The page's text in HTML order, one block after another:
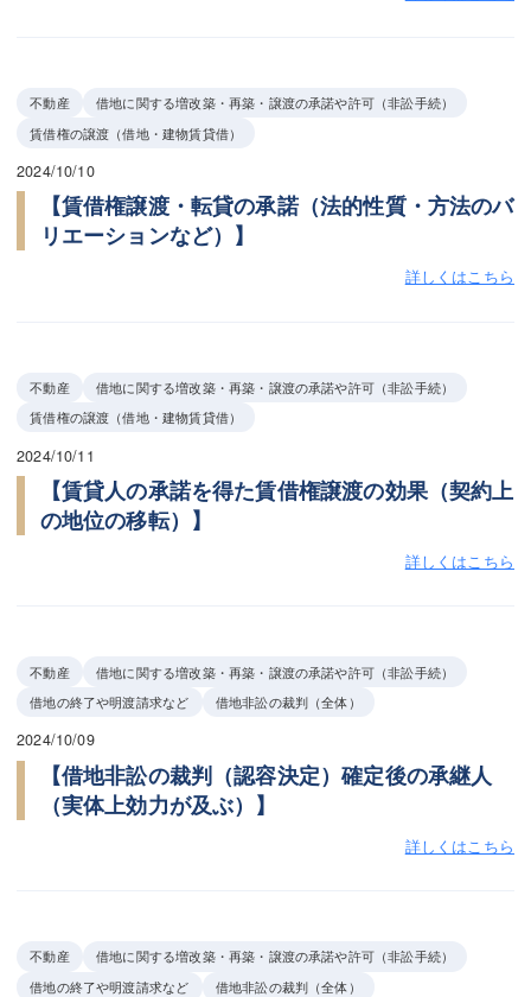
不動産
借地に関する増改築・再築・譲渡の承諾や許可（非訟手続）
賃借権の譲渡（借地・建物賃貸借）
2024/10/10
【賃借権譲渡・転貸の承諾（法的性質・方法のバ
リエーションなど）】
詳しくはこちら
不動産
借地に関する増改築・再築・譲渡の承諾や許可（非訟手続）
賃借権の譲渡（借地・建物賃貸借）
2024/10/11
【賃貸人の承諾を得た賃借権譲渡の効果（契約上
の地位の移転）】
詳しくはこちら
不動産
借地に関する増改築・再築・譲渡の承諾や許可（非訟手続）
借地の終了や明渡請求など
借地非訟の裁判（全体）
2024/10/09
【借地非訟の裁判（認容決定）確定後の承継人
（実体上効力が及ぶ）】
詳しくはこちら
不動産
借地に関する増改築・再築・譲渡の承諾や許可（非訟手続）
借地の終了や明渡請求など
借地非訟の裁判（全体）